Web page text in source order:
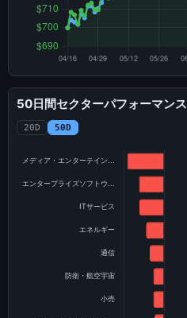
50日間セクターパフォーマンス
20D 50D